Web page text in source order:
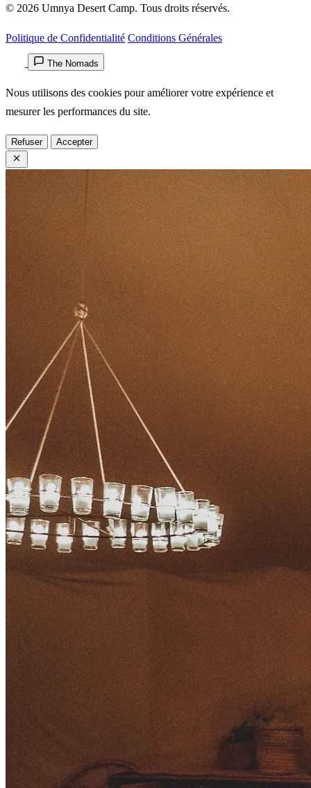
© 2026 Umnya Desert Camp. Tous droits réservés.
Politique de Confidentialité Conditions Générales
The Nomads
Nous utilisons des cookies pour améliorer votre expérience et
mesurer les performances du site.
Refuser Accepter